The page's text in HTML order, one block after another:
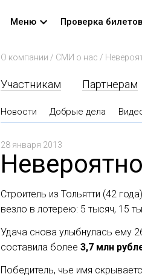
Меню Проверка билетов
О компании / СМИ о нас /
Участникам Партнерам
Новости Добрые дела
28 января 2013
Строитель из Тольятти (42
везло в лотерею: 5 тысяч, 15
Удача снова улыбнулась ему
составила более 3,7 млн
Победитель, чье имя